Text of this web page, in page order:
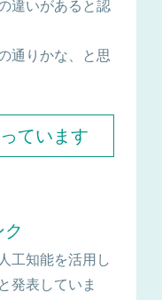
違いがあると認
通りかな、と思
ています
工知能を活用し
発表していま